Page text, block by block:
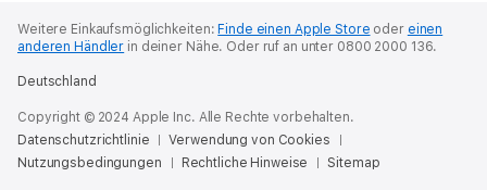
Weitere Einkaufsmöglichkeiten: Finde einen Apple Store oder einen
anderen Händler in deiner Nähe. Oder ruf an unter 0800 2000 136.
Deutschland
Copyright © 2024 Apple Inc. Alle Rechte vorbehalten.
Datenschutzrichtlinie
Verwendung von Cookies
Nutzungsbedingungen
Rechtliche Hinweise Sitemap